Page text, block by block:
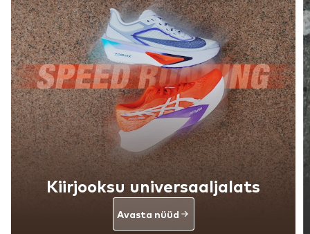
Kiirjooksu universaaljalats
Avasta nüüd